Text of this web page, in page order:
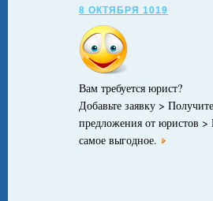
8 ОКТЯБРЯ 1019
Вам требуется юрист?
Добавьте заявку > Получите
предложения от юристов >
самое выгодное.